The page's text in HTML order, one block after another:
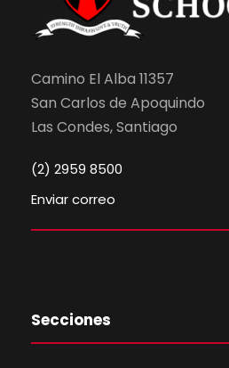
Camino El Alba 11357
San Carlos de Apoquindo
Las Condes, Santiago
(2) 2959 8500
Enviar correo
Secciones